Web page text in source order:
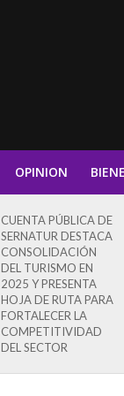
OPINION
CUENTA PÚBLICA DE
SERNATUR DESTACA
CONSOLIDACIÓN
DEL TURISMO EN
2025 Y PRESENTA
HOJA DE RUTA PARA
FORTALECER LA
COMPETITIVIDAD
DEL SECTOR